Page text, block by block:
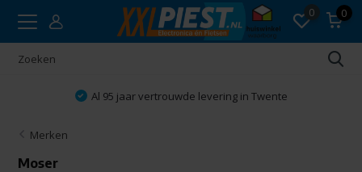
0 0
Al 95 jaar vertrouwde levering in Twente
Merken
Moser